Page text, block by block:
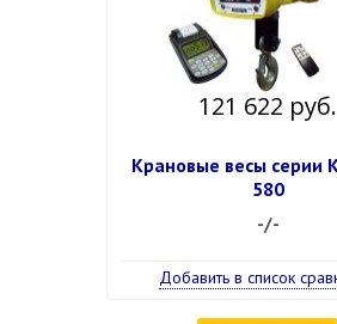
121 622 руб.
Крановые весы серии
580
-/-
Добавить в список